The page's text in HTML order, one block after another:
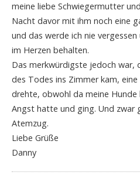
meine liebe Schwiegermutter
Nacht davor mit ihm noch eine
und das werde ich nie
im Herzen behalten.
Das merkwürdigste jedoch war,
des Todes ins Zimmer kam,
drehte, obwohl da meine Hunde
Angst hatte und ging. Und zwar
Atemzug.
Liebe Grüße
Danny